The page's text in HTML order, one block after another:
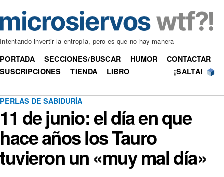
Intentando invertir la entropía, pero es que no hay manera
PORTADA SECCIONES/BUSCAR HUMOR
CONTACTAR
SUSCRIPCIONES
TIENDA LIBRO ¡SALTA!
PERLAS DE SABIDURÍA
11 de junio: el día en que
hace años los Tauro
tuvieron un «muy mal día»